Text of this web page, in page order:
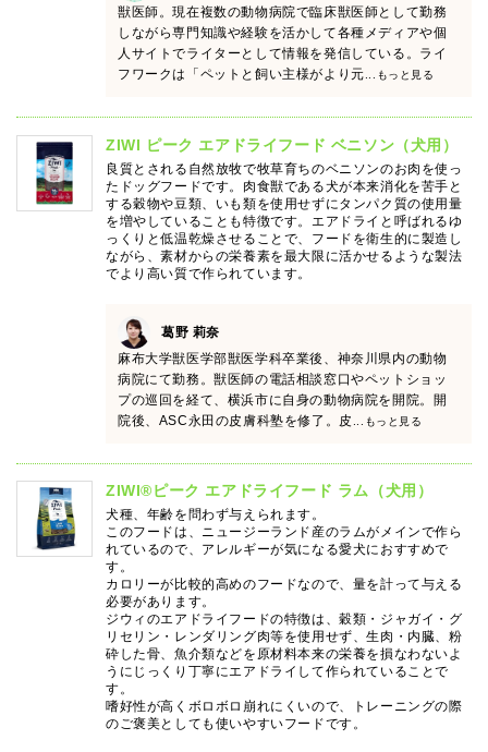
獣医師。現在複数の動物病院で臨床獣医師として勤務
しながら専門知識や経験を活かして各種メディアや個
人サイトでライターとして情報を発信している。ライ
フワークは「ペットと飼い主様がより元...もっと見る
ZIWI ピーク エアドライフード ベニソン（犬用）
良質とされる自然放牧で牧草育ちのベニソンのお肉を使っ
たドッグフードです。肉食獣である犬が本来消化を苦手と
する穀物や豆類、いも類を使用せずにタンパク質の使用量
を増やしていることも特徴です。エアドライと呼ばれるゆ
っくりと低温乾燥させることで、フードを衛生的に製造し
ながら、素材からの栄養素を最大限に活かせるような製法
でより高い質で作られています。
葛野 莉奈
麻布大学獣医学部獣医学科卒業後、神奈川県内の動物
病院にて勤務。獣医師の電話相談窓口やペットショッ
プの巡回を経て、横浜市に自身の動物病院を開院。開
院後、ASC永田の皮膚科塾を修了。皮
...もっと見る
ZIWI®ピーク エアドライフード ラム（犬用）
犬種、年齢を問わず与えられます。
このフードは、ニュージーランド産のラムがメインで作ら
れているので、アレルギーが気になる愛犬におすすめで
す。
カロリーが比較的高めのフードなので、量を計って与える
必要があります。
ジウィのエアドライフードの特徴は、穀類・ジャガイ・グ
リセリン・レンダリング肉等を使用せず、生肉・内臓、粉
砕した骨、魚介類などを原材料本来の栄養を損なわないよ
うにじっくり丁寧にエアドライして作られていることで
す。
嗜好性が高くボロボロ崩れにくいので、トレーニングの際
のご褒美としても使いやすいフードです。